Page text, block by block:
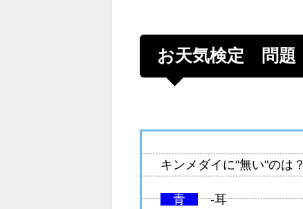
お天気検定 問題
キンメダイに"無い"のは？
青
-耳